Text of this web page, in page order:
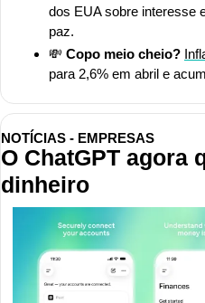
dos EUA sobre interesse
paz.
💸 Copo meio cheio?
para 2,6% em abril e
NOTÍCIAS - EMPRESAS
O ChatGPT agora
dinheiro